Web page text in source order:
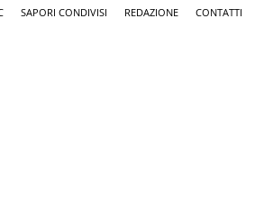
SAPORI CONDIVISI REDAZIONE CONTATTI